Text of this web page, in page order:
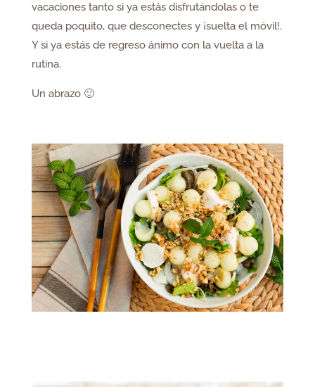
vacaciones tanto si ya estás disfrutándolas o te
queda poquito, que desconectes y ¡suelta el móvil!.
Y si ya estás de regreso ánimo con la vuelta a la
rutina.
Un abrazo 🙂